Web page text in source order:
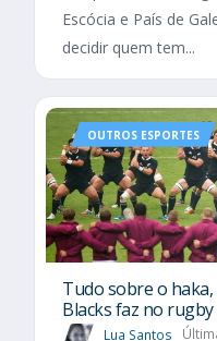
Escócia e País de
decidir quem tem...
OUTROS ESPORTES
Tudo sobre o
Blacks faz no rugby
Lua Santos